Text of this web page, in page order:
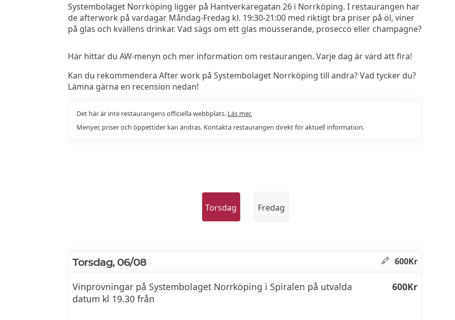
Systembolaget Norrköping ligger på Hantverkaregatan 26 i Norrköping. I restaurangen har
de afterwork på vardagar Måndag-Fredag kl. 19:30-21:00 med riktigt bra priser på öl, viner
på glas och kvällens drinkar. Vad sägs om ett glas mousserande, prosecco eller champagne?
Här hittar du AW-menyn och mer information om restaurangen. Varje dag är värd att fira!
Kan du rekommendera After work på Systembolaget Norrköping till andra? Vad tycker du?
Lämna gärna en recension nedan!
Det här är inte restaurangens officiella webbplats. Läs mer.
Menyer, priser och öppettider kan ändras. Kontakta restaurangen direkt för aktuell information.
Torsdag Fredag
Torsdag, 06/08 600Kr
Vinprovningar på Systembolaget Norrköping i Spiralen på utvalda
datum kl 19.30 från
600Kr